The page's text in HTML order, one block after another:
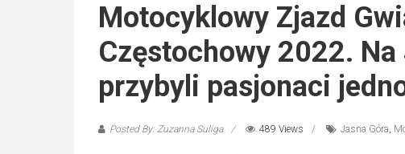
Motocyklowy Zjazd
Częstochowy 2022. Na
przybyli pasjonaci
Posted By: Zuzanna Suliga 489 Views Jasna Góra,